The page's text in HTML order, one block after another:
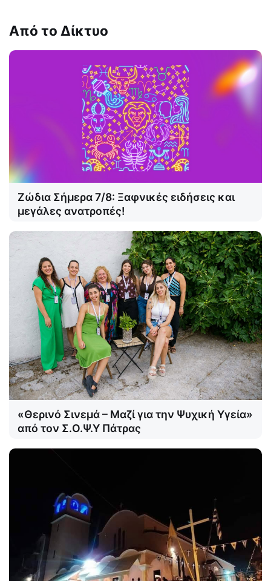
Από το Δίκτυο
Ζώδια Σήμερα 7/8: Ξαφνικές ειδήσεις και
μεγάλες ανατροπές!
«Θερινό Σινεμά – Μαζί για την Ψυχική Υγεία»
από τον Σ.Ο.Ψ.Υ Πάτρας